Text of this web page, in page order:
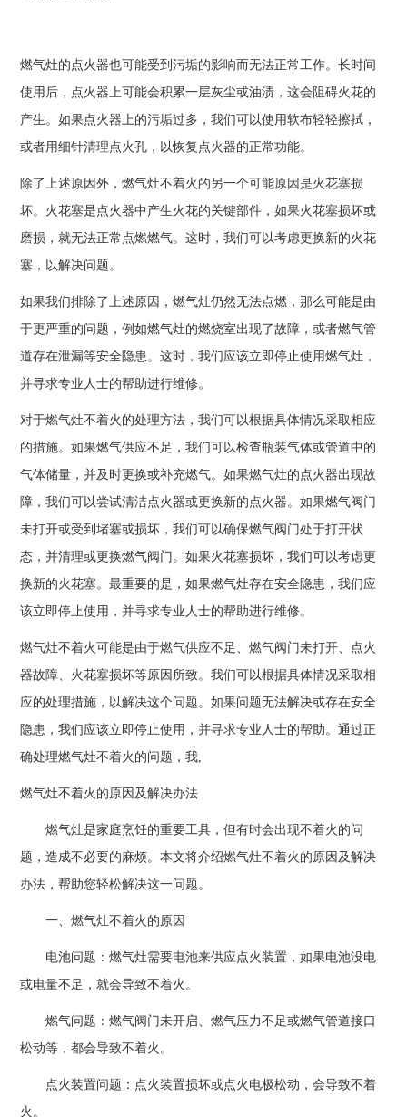
燃气灶的点火器也可能受到污垢的影响而无法正常工作。长时间
使用后，点火器上可能会积累一层灰尘或油渍，这会阻碍火花的
产生。如果点火器上的污垢过多，我们可以使用软布轻轻擦拭，
或者用细针清理点火孔，以恢复点火器的正常功能。
除了上述原因外，燃气灶不着火的另一个可能原因是火花塞损
坏。火花塞是点火器中产生火花的关键部件，如果火花塞损坏或
磨损，就无法正常点燃燃气。这时，我们可以考虑更换新的火花
塞，以解决问题。
如果我们排除了上述原因，燃气灶仍然无法点燃，那么可能是由
于更严重的问题，例如燃气灶的燃烧室出现了故障，或者燃气管
道存在泄漏等安全隐患。这时，我们应该立即停止使用燃气灶，
并寻求专业人士的帮助进行维修。
对于燃气灶不着火的处理方法，我们可以根据具体情况采取相应
的措施。如果燃气供应不足，我们可以检查瓶装气体或管道中的
气体储量，并及时更换或补充燃气。如果燃气灶的点火器出现故
障，我们可以尝试清洁点火器或更换新的点火器。如果燃气阀门
未打开或受到堵塞或损坏，我们可以确保燃气阀门处于打开状
态，并清理或更换燃气阀门。如果火花塞损坏，我们可以考虑更
换新的火花塞。最重要的是，如果燃气灶存在安全隐患，我们应
该立即停止使用，并寻求专业人士的帮助进行维修。
燃气灶不着火可能是由于燃气供应不足、燃气阀门未打开、点火
器故障、火花塞损坏等原因所致。我们可以根据具体情况采取相
应的处理措施，以解决这个问题。如果问题无法解决或存在安全
隐患，我们应该立即停止使用，并寻求专业人士的帮助。通过正
确处理燃气灶不着火的问题，我,
燃气灶不着火的原因及解决办法
燃气灶是家庭烹饪的重要工具，但有时会出现不着火的问
题，造成不必要的麻烦。本文将介绍燃气灶不着火的原因及解决
办法，帮助您轻松解决这一问题。
一、燃气灶不着火的原因
电池问题：燃气灶需要电池来供应点火装置，如果电池没电
或电量不足，就会导致不着火。
燃气问题：燃气阀门未开启、燃气压力不足或燃气管道接口
松动等，都会导致不着火。
点火装置问题：点火装置损坏或点火电极松动，会导致不着
火。